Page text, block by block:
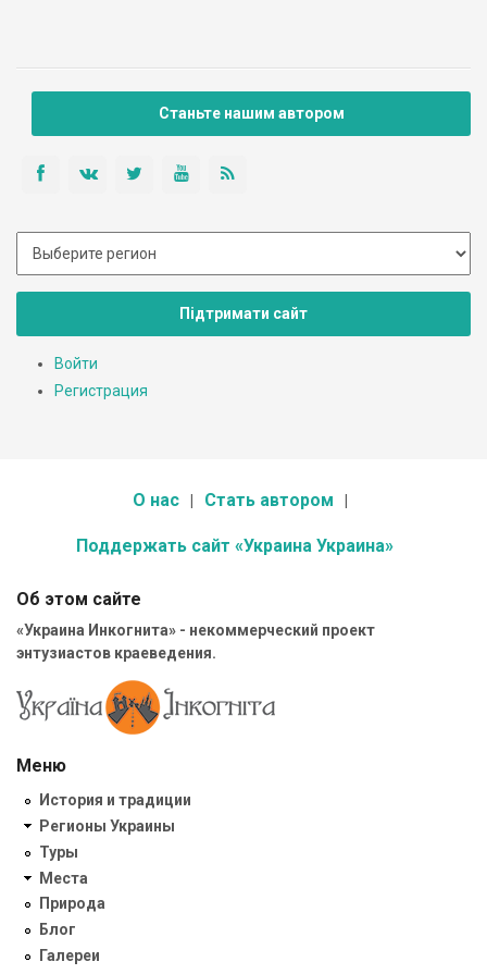
Станьте нашим автором
Підтримати сайт
Войти
Регистрация
О нас Стать автором
Поддержать сайт «Украина Украина»
Об этом сайте
«Украина Инкогнита» - некоммерческий проект
энтузиастов краеведения.
Меню
История и традиции
Регионы Украины
Туры
Места
Природа
Блог
Галереи